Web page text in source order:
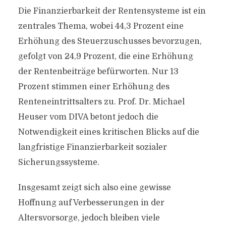
Die Finanzierbarkeit der Rentensysteme ist ein
zentrales Thema, wobei 44,3 Prozent eine
Erhöhung des Steuerzuschusses bevorzugen,
gefolgt von 24,9 Prozent, die eine Erhöhung
der Rentenbeiträge befürworten. Nur 13
Prozent stimmen einer Erhöhung des
Renteneintrittsalters zu. Prof. Dr. Michael
Heuser vom DIVA betont jedoch die
Notwendigkeit eines kritischen Blicks auf die
langfristige Finanzierbarkeit sozialer
Sicherungssysteme.
Insgesamt zeigt sich also eine gewisse
Hoffnung auf Verbesserungen in der
Altersvorsorge, jedoch bleiben viele